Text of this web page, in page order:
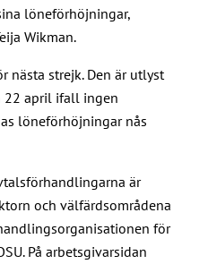
löneförhöjningar,
Wikman.
nästa strejk. Den är utlyst
22 april ifall ingen
löneförhöjningar nås
är
och välfärdsområdena
för
På arbetsgivarsidan